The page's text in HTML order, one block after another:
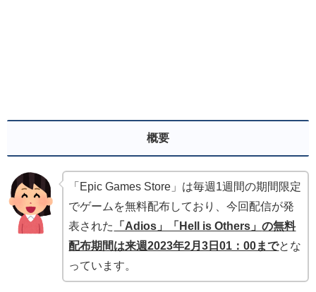
概要
「Epic Games Store」は毎週1週間の期間限定
でゲームを無料配布しており、今回配信が発
表された
「Adios」「Hell is Others」の無料
配布期間は来週2023年2月3日01：00までとな
っています。